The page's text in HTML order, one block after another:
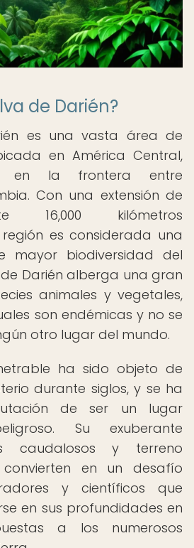
de Darién?
es una vasta área de
en América Central,
en la frontera entre
Con una extensión de
16,000 kilómetros
es considerada una
mayor biodiversidad del
Darién alberga una gran
animales y vegetales,
son endémicas y no se
otro lugar del mundo.
ha sido objeto de
durante siglos, y se ha
de ser un lugar
Su exuberante
caudalosos y terreno
en un desafío
y científicos que
en sus profundidades en
a los numerosos